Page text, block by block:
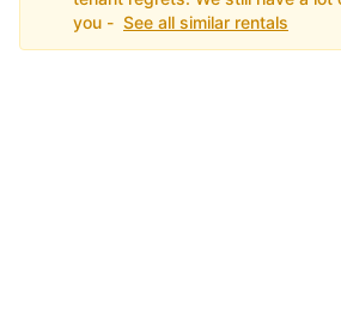
you - See all similar rentals